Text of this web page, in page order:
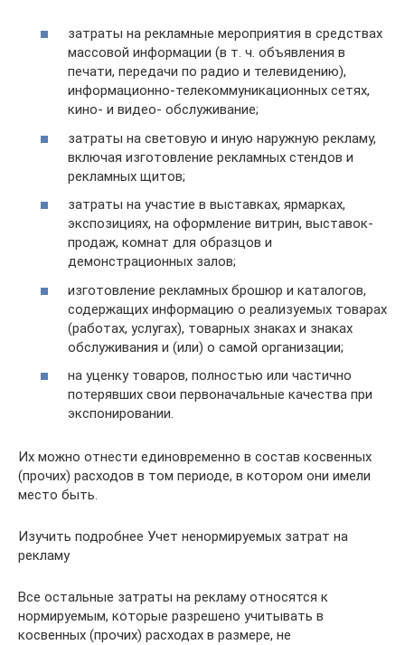
затраты на рекламные мероприятия в средствах
массовой информации (в т. ч. объявления в
печати, передачи по радио и телевидению),
информационно-телекоммуникационных сетях,
кино- и видео- обслуживание;
затраты на световую и иную наружную рекламу,
включая изготовление рекламных стендов и
рекламных щитов;
затраты на участие в выставках, ярмарках,
экспозициях, на оформление витрин, выставок-
продаж, комнат для образцов и
демонстрационных залов;
изготовление рекламных брошюр и каталогов,
содержащих информацию о реализуемых товарах
(работах, услугах), товарных знаках и знаках
обслуживания и (или) о самой организации;
на уценку товаров, полностью или частично
потерявших свои первоначальные качества при
экспонировании.
Их можно отнести единовременно в состав косвенных
(прочих) расходов в том периоде, в котором они имели
место быть.
Изучить подробнее Учет ненормируемых затрат на
рекламу
Все остальные затраты на рекламу относятся к
нормируемым, которые разрешено учитывать в
косвенных (прочих) расходах в размере, не